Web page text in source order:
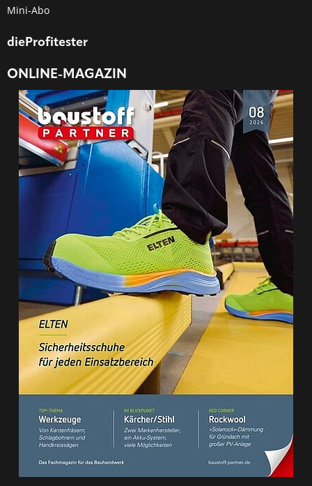
Mini-Abo
dieProfitester
ONLINE-MAGAZIN